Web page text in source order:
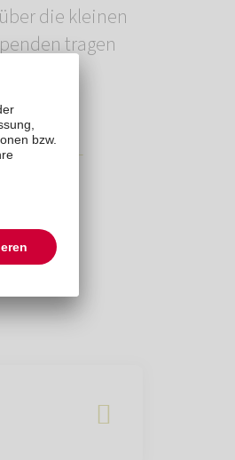
die kleinen
tragen